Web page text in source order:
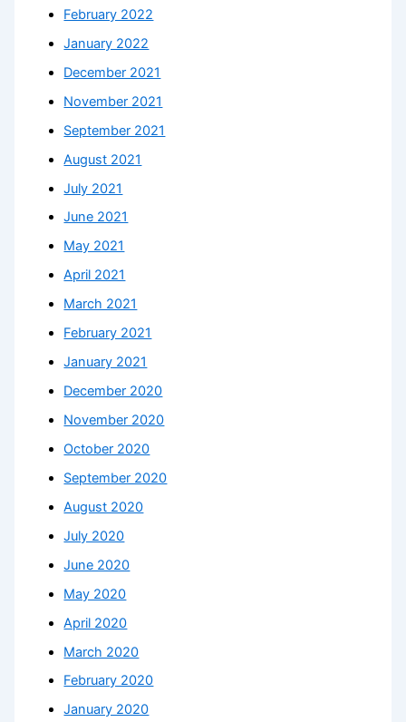
February 2022
January 2022
December 2021
November 2021
September 2021
August 2021
July 2021
June 2021
May 2021
April 2021
March 2021
February 2021
January 2021
December 2020
November 2020
October 2020
September 2020
August 2020
July 2020
June 2020
May 2020
April 2020
March 2020
February 2020
January 2020